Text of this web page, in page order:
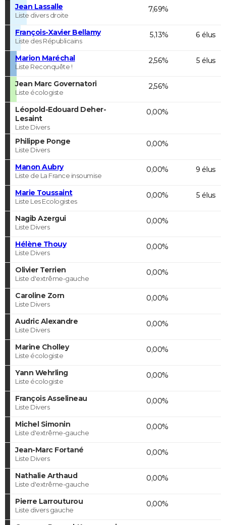
Jean Lassalle
Liste divers droite
7,69%
François-Xavier Bellamy
Liste des Républicains
5,13% 6 élus
Marion Maréchal
Liste Reconquête !
2,56% 5 élus
Jean Marc Governatori
Liste écologiste
2,56%
Léopold-Edouard Deher-
Lesaint
Liste Divers
0,00%
Philippe Ponge
Liste Divers
0,00%
Manon Aubry
Liste de La France insoumise
0,00% 9 élus
Marie Toussaint
Liste Les Ecologistes
0,00% 5 élus
Nagib Azergui
Liste Divers
0,00%
Hélène Thouy
Liste Divers
0,00%
Olivier Terrien
Liste d'extrême-gauche
0,00%
Caroline Zorn
Liste Divers
0,00%
Audric Alexandre
Liste Divers
0,00%
Marine Cholley
Liste écologiste
0,00%
Yann Wehrling
Liste écologiste
0,00%
François Asselineau
Liste Divers
0,00%
Michel Simonin
Liste d'extrême-gauche
0,00%
Jean-Marc Fortané
Liste Divers
0,00%
Nathalie Arthaud
Liste d'extrême-gauche
0,00%
Pierre Larrouturou
Liste divers gauche
0,00%